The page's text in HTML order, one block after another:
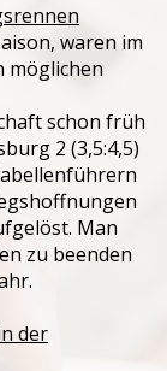
waren im
möglichen
schon früh
2 (3,5:4,5)
Man
zu beenden
der